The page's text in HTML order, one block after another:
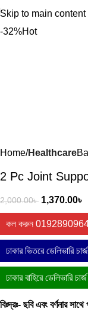
Skip to main content
-32%Hot
Home Healthcare
2 Pc Joint
2,000.00৳ 1,370.00৳
কল করুন
ঢাকার ভিতরে ডেলিভারি
ঢাকার বাহিরে ডেলিভারি
বিঃদ্রঃ- ছবি এবং বর্ণনার